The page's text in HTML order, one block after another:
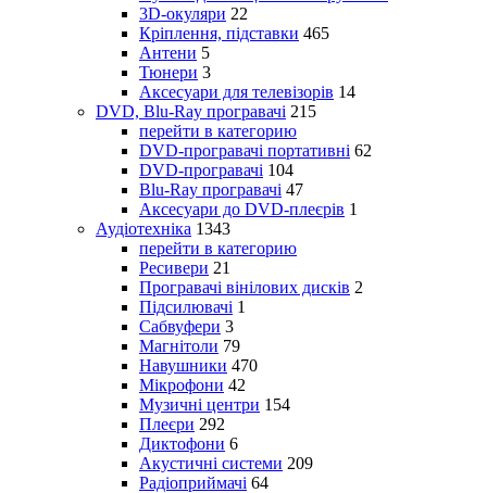
3D-окуляри 22
Кріплення, підставки 465
Антени 5
Тюнери 3
Аксесуари для телевізорів 14
DVD, Blu-Ray програвачі 215
перейти в категорию
DVD-програвачі портативні 62
DVD-програвачі 104
Blu-Ray програвачі 47
Аксесуари до DVD-плеєрів 1
Аудіотехніка 1343
перейти в категорию
Ресивери 21
Програвачі вінілових дисків 2
Підсилювачі 1
Сабвуфери 3
Магнітоли 79
Навушники 470
Мікрофони 42
Музичні центри 154
Плеєри 292
Диктофони 6
Акустичні системи 209
Радіоприймачі 64